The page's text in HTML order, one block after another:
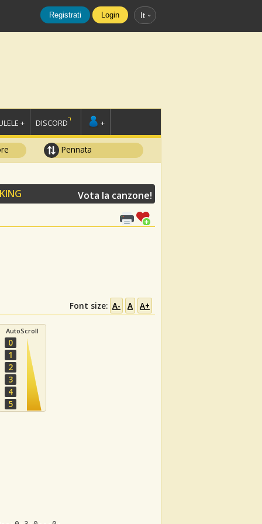
Registrati Login It
+ DISCORD +
Pennata
Vota la canzone!
Font size: A- A A+
AutoScroll
0
1
2
3
4
5